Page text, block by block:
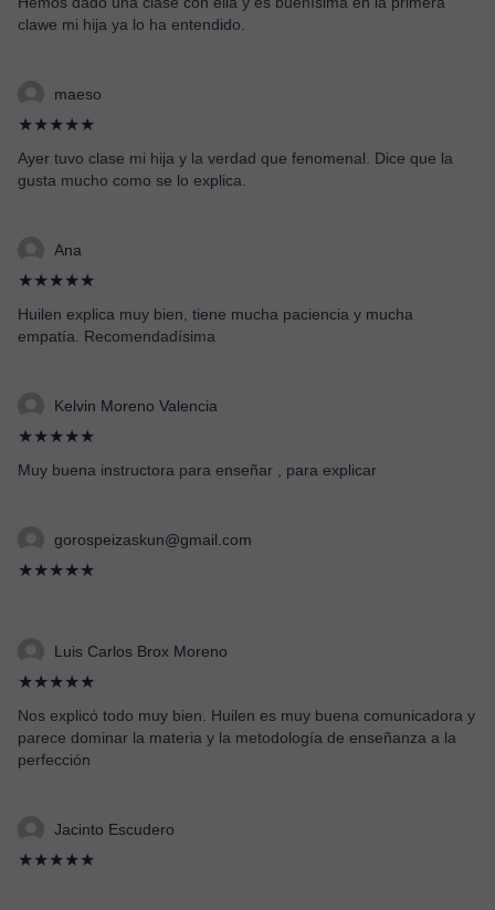
clawe mi hija ya lo ha entendido.
maeso
★★★★★
Ayer tuvo clase mi hija y la verdad que fenomenal. Dice que la
gusta mucho como se lo explica.
Ana
★★★★★
Huilen explica muy bien, tiene mucha paciencia y mucha
empatía. Recomendadísima
Kelvin Moreno Valencia
★★★★★
Muy buena instructora para enseñar , para explicar
gorospeizaskun@gmail.com
★★★★★
Luis Carlos Brox Moreno
★★★★★
Nos explicó todo muy bien. Huilen es muy buena comunicadora y
parece dominar la materia y la metodología de enseñanza a la
perfección
Jacinto Escudero
★★★★★